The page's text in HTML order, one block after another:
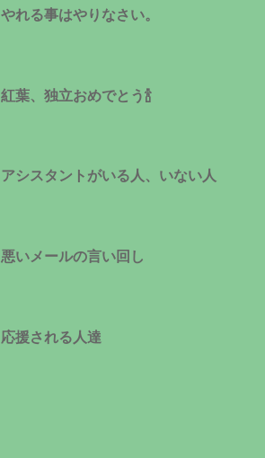
やれる事はやりなさい。
紅葉、独立おめでとう🍾
アシスタントがいる人、いない人
悪いメールの言い回し
応援される人達